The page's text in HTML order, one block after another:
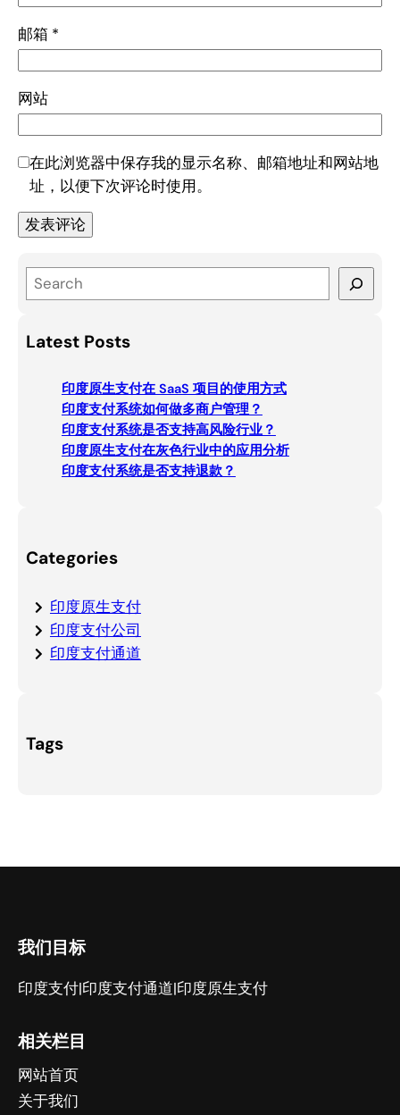
邮箱 *
网站
在此浏览器中保存我的显示名称、邮箱地址和网站地
址，以便下次评论时使用。
e
rLatest Posts
印度原生支付在 SaaS 项目的使用方式
印度支付系统如何做多商户管理？
印度支付系统是否支持高风险行业？
印度原生支付在灰色行业中的应用分析
印度支付系统是否支持退款？
Categories
印度原生支付
印度支付公司
印度支付通道
Tags
我们目标
印度支付|印度支付通道|印度原生支付
相关栏目
网站首页
关于我们